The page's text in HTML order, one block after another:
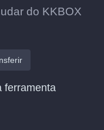
do KKBOX
ferramenta